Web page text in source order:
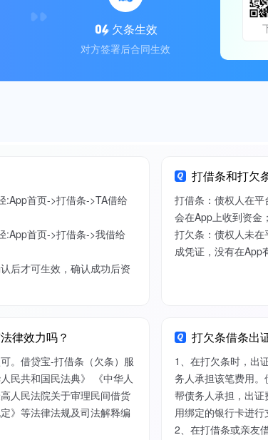
欠条生效
对方签署后合同生效
:App首页->打借条->TA借给
:App首页->打借条->我借给
后才可生效，确认成功后资
打借条和打欠
打借条：债权人在
会在App上收到资金；
打欠条：债权人未
成凭证，没有在App
律效力吗？
。借贷宝-打借条（欠条）服
民共和国民法典》 《中华人
人民法院关于审理民间借货
》等法律法规及司法解释编
打欠条借条出
1、在打欠条时，出
务人承担该笔费用
帮债务人承担，出
用绑定的银行卡进行
2、在打借条或亲友